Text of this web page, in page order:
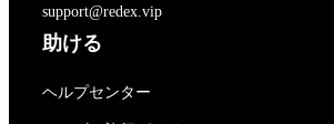
support@redex.vip
助ける
ヘルプセンター